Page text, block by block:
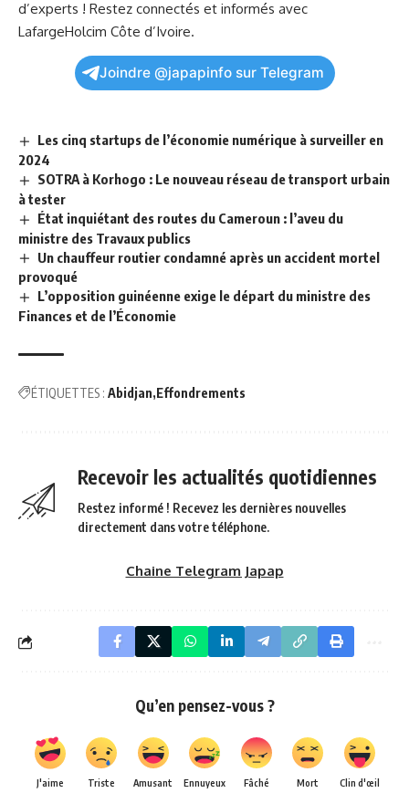
d’experts !⁢ Restez connectés‍ et ‌informés avec
LafargeHolcim Côte d’Ivoire.
Joindre @japapinfo sur Telegram
Les cinq startups de l’économie numérique à surveiller en
2024
SOTRA à Korhogo : Le nouveau réseau de transport urbain
à tester
État inquiétant des routes du Cameroun : l’aveu du
ministre des Travaux publics
Un chauffeur routier condamné après un accident mortel
provoqué
L’opposition guinéenne exige le départ du ministre des
Finances et de l’Économie
ÉTIQUETTES : Abidjan Effondrements
Recevoir les actualités quotidiennes
Restez informé ! Recevez les dernières nouvelles
directement dans votre téléphone.
Chaine Telegram Japap
Qu’en pensez-vous ?
J'aime Triste Amusant Ennuyeux Fâché Mort Clin d'œil